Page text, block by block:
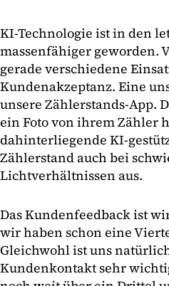
KI-Technologie ist in den
massenfähiger geworden.
gerade verschiedene
Kundenakzeptanz. Eine
unsere Zählerstands-App.
ein Foto von ihrem Zähler
dahinterliegende KI-
Zählerstand auch bei
Lichtverhältnissen aus.
Das Kundenfeedback ist
wir haben schon eine
Gleichwohl ist uns
Kundenkontakt sehr